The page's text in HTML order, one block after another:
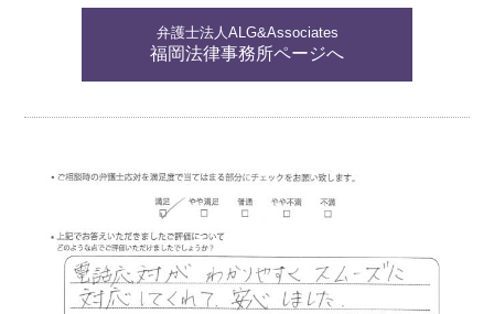
弁護士法人ALG&Associates
福岡法律事務所ページへ